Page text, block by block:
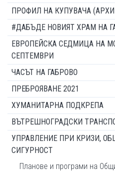
ПРОФИЛ НА КУПУВАЧА
#ДАБЪДЕ НОВИЯТ ХРАМ НА
ЕВРОПЕЙСКА СЕДМИЦА НА
СЕПТЕМВРИ
ЧАСЪТ НА ГАБРОВО
ПРЕБРОЯВАНЕ 2021
ХУМАНИТАРНА ПОДКРЕПА
ВЪТРЕШНОГРАДСКИ
УПРАВЛЕНИЕ ПРИ КРИЗИ,
СИГУРНОСТ
Планове и програми на